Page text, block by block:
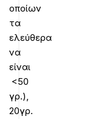
οποίων
τα
ελεύθερα
να
είναι
<50
γρ.),
20γρ.